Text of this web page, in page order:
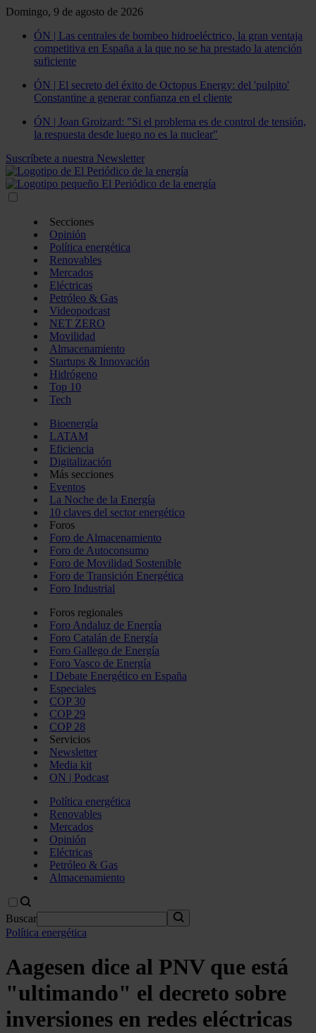
Domingo, 9 de agosto de 2026
ÓN | Las centrales de bombeo hidroeléctrico, la gran ventaja
competitiva en España a la que no se ha prestado la atención
suficiente
ÓN | El secreto del éxito de Octopus Energy: del 'pulpito'
Constantine a generar confianza en el cliente
ÓN | Joan Groizard: "Si el problema es de control de tensión,
la respuesta desde luego no es la nuclear"
Suscríbete a nuestra Newsletter
Secciones
Opinión
Política energética
Renovables
Mercados
Eléctricas
Petróleo & Gas
Videopodcast
NET ZERO
Movilidad
Almacenamiento
Startups & Innovación
Hidrógeno
Top 10
Tech
Bioenergía
LATAM
Eficiencia
Digitalización
Más secciones
Eventos
La Noche de la Energía
10 claves del sector energético
Foros
Foro de Almacenamiento
Foro de Autoconsumo
Foro de Movilidad Sostenible
Foro de Transición Energética
Foro Industrial
Foros regionales
Foro Andaluz de Energía
Foro Catalán de Energía
Foro Gallego de Energía
Foro Vasco de Energía
I Debate Energético en España
Especiales
COP 30
COP 29
COP 28
Servicios
Newsletter
Media kit
ON | Podcast
Política energética
Renovables
Mercados
Opinión
Eléctricas
Petróleo & Gas
Almacenamiento
Buscar
Política energética
Aagesen dice al PNV que está
"ultimando" el decreto sobre
inversiones en redes eléctricas